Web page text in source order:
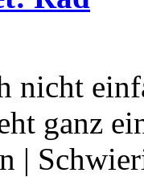
nicht
ganz
|